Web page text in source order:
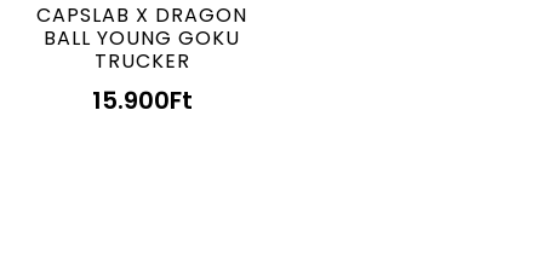
CAPSLAB X DRAGON
BALL YOUNG GOKU
TRUCKER
15.900Ft